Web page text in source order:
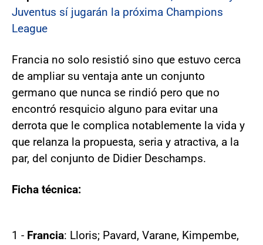
Juventus sí jugarán la próxima Champions
League
Francia no solo resistió sino que estuvo cerca
de ampliar su ventaja ante un conjunto
germano que nunca se rindió pero que no
encontró resquicio alguno para evitar una
derrota que le complica notablemente la vida y
que relanza la propuesta, seria y atractiva, a la
par, del conjunto de Didier Deschamps.
Ficha técnica:
1 - Francia: Lloris; Pavard, Varane, Kimpembe,